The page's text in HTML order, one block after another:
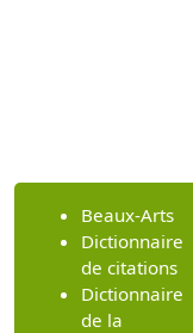
Beaux-Arts
Dictionnaire
de citations
Dictionnaire
de la